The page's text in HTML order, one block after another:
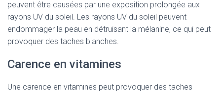
peuvent être causées par une exposition prolongée aux
rayons UV du soleil. Les rayons UV du soleil peuvent
endommager la peau en détruisant la mélanine, ce qui peut
provoquer des taches blanches.
Carence en vitamines
Une carence en vitamines peut provoquer des taches